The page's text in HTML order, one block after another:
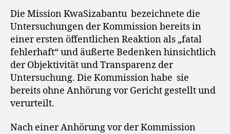
Die Mission KwaSizabantu bezeichnete die
Untersuchungen der Kommission bereits in
einer ersten öffentlichen Reaktion als „fatal
fehlerhaft“ und äußerte Bedenken hinsichtlich
der Objektivität und Transparenz der
Untersuchung. Die Kommission habe sie
bereits ohne Anhörung vor Gericht gestellt und
verurteilt.
Nach einer Anhörung vor der Kommission